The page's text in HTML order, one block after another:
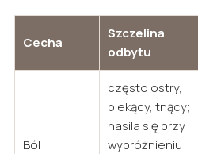
Cecha
Szczelina
odbytu
Ból
często ostry,
piekący, tnący;
nasila się przy
wypróżnieniu